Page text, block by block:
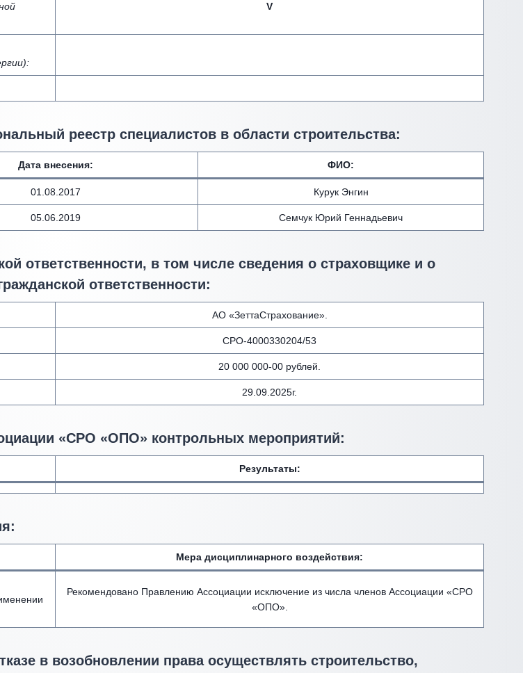
V
реестр специалистов в области строительства:
Дата внесения: ФИО:
01.08.2017 Курук Энгин
05.06.2019 Семчук Юрий Геннадьевич
ответственности, в том числе сведения о страховщике и о
ответственности:
АО «ЗеттаСтрахование».
СРО-4000330204/53
20 000 000-00 рублей.
29.09.2025г.
«СРО «ОПО» контрольных мероприятий:
Результаты:
:
Мера дисциплинарного воздействия:
Рекомендовано Правлению Ассоциации исключение из числа членов Ассоциации «СРО
«ОПО».
в возобновлении права осуществлять строительство,